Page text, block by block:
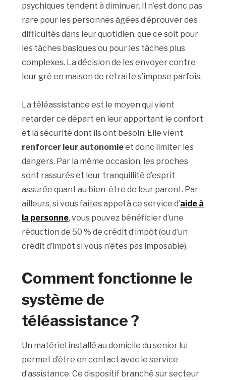
psychiques tendent à diminuer. Il n’est donc pas
rare pour les personnes âgées d’éprouver des
difficultés dans leur quotidien, que ce soit pour
les tâches basiques ou pour les tâches plus
complexes. La décision de les envoyer contre
leur gré en maison de retraite s’impose parfois.
La téléassistance est le moyen qui vient
retarder ce départ en leur apportant le confort
et la sécurité dont ils ont besoin. Elle vient
renforcer leur autonomieet donc limiter les
dangers. Par la même occasion, les proches
sont rassurés et leur tranquillité d’esprit
assurée quant au bien-être de leur parent. Par
ailleurs, si vous faites appel à ce service d’aide à
la personne, vous pouvez bénéficier d’une
réduction de 50 % de crédit d’impôt (ou d’un
crédit d’impôt si vous n’êtes pas imposable).
Comment fonctionne le
système de
téléassistance ?
Un matériel installé au domicile du senior lui
permet d’être en contact avec le service
d’assistance. Ce dispositif branché sur secteur